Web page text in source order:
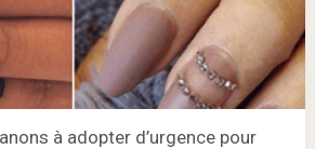
à adopter d’urgence pour